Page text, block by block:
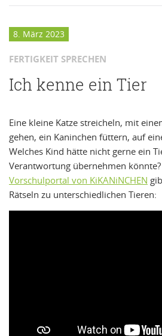
8. März 2023
FERTIGKEIT SPRECHEN
Ich kenne ein Tier
Eine kleine Katze streicheln, mit
gehen, ein Kaninchen füttern, auf
Welches Kind hätte nicht gerne ein
Verantwortung übernehmen
Vorschulportal von KiKANiNCHEN
Rätseln zu unterschiedlichen Tieren: